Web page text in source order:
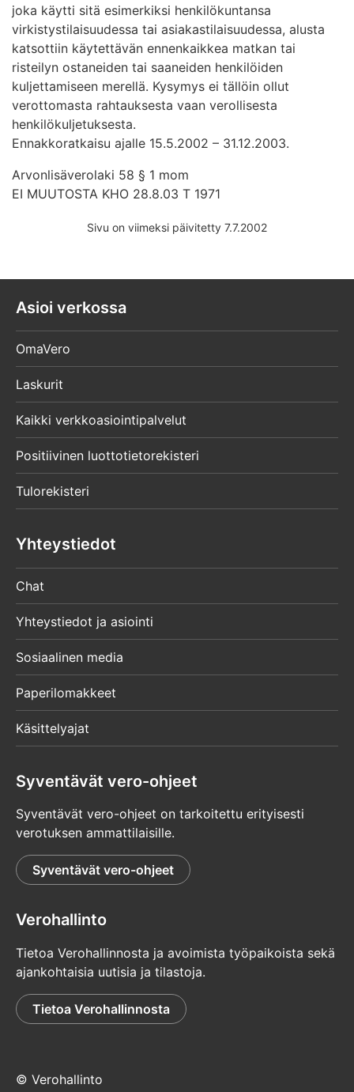
joka käytti sitä esimerkiksi henkilökuntansa
virkistystilaisuudessa tai asiakastilaisuudessa, alusta
katsottiin käytettävän ennenkaikkea matkan tai
risteilyn ostaneiden tai saaneiden henkilöiden
kuljettamiseen merellä. Kysymys ei tällöin ollut
verottomasta rahtauksesta vaan verollisesta
henkilökuljetuksesta.
Ennakkoratkaisu ajalle 15.5.2002 – 31.12.2003.
Arvonlisäverolaki 58 § 1 mom
EI MUUTOSTA KHO 28.8.03 T 1971
Sivu on viimeksi päivitetty 7.7.2002
Asioi verkossa
OmaVero
Laskurit
Kaikki verkkoasiointipalvelut
Positiivinen luottotietorekisteri
Tulorekisteri
Yhteystiedot
Chat
Yhteystiedot ja asiointi
Sosiaalinen media
Paperilomakkeet
Käsittelyajat
Syventävät vero-ohjeet
Syventävät vero-ohjeet on tarkoitettu erityisesti
verotuksen ammattilaisille.
Syventävät vero-ohjeet
Verohallinto
Tietoa Verohallinnosta ja avoimista työpaikoista sekä
ajankohtaisia uutisia ja tilastoja.
Tietoa Verohallinnosta
© Verohallinto